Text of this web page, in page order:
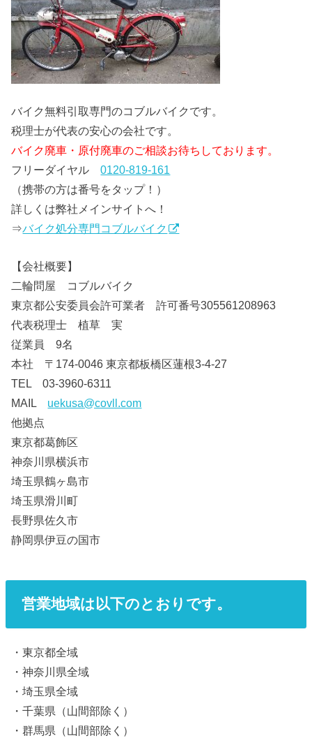
バイク無料引取専門のコブルバイクです。
税理士が代表の安心の会社です。
バイク廃車・原付廃車のご相談お待ちしております。
フリーダイヤル0120-819-161
（携帯の方は番号をタップ！）
詳しくは弊社メインサイトへ！
⇒バイク処分専門コブルバイク
【会社概要】
二輪問屋 コブルバイク
東京都公安委員会許可業者 許可番号305561208963
代表税理士 植草 実
従業員 9名
本社 〒174-0046 東京都板橋区蓮根3-4-27
TEL 03-3960-6311
MAIL uekusa@covll.com
他拠点
東京都葛飾区
神奈川県横浜市
埼玉県鶴ヶ島市
埼玉県滑川町
長野県佐久市
静岡県伊豆の国市
営業地域は以下のとおりです。
・東京都全域
・神奈川県全域
・埼玉県全域
・千葉県（山間部除く）
・群馬県（山間部除く）